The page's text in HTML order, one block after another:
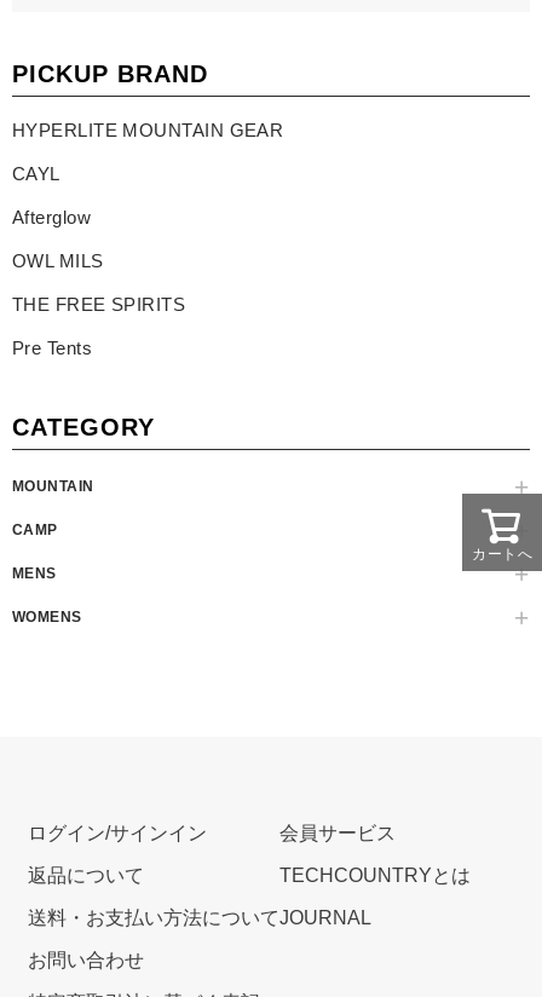
PICKUP BRAND
HYPERLITE MOUNTAIN GEAR
CAYL
Afterglow
OWL MILS
THE FREE SPIRITS
Pre Tents
CATEGORY
MOUNTAIN
CAMP
MENS
WOMENS
カートへ
ログイン/サインイン
返品について
送料・お支払い方法について
お問い合わせ
会員サービス
TECHCOUNTRYとは
JOURNAL